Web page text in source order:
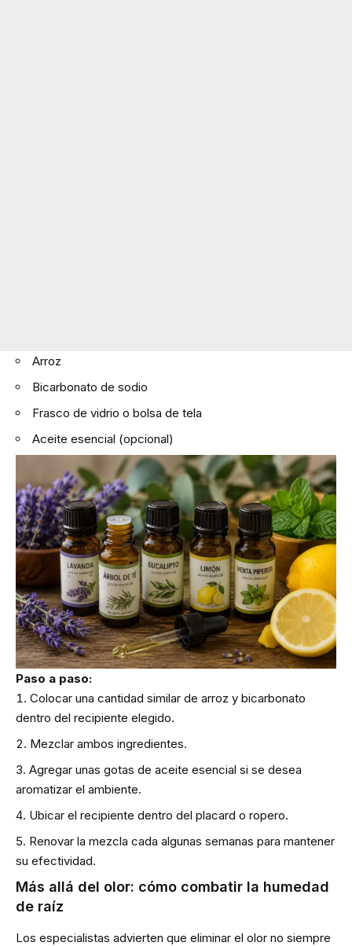
Arroz
Bicarbonato de sodio
Frasco de vidrio o bolsa de tela
Aceite esencial (opcional)
Paso a paso:
Colocar una cantidad similar de arroz y bicarbonato
dentro del recipiente elegido.
Mezclar ambos ingredientes.
Agregar unas gotas de aceite esencial si se desea
aromatizar el ambiente.
Ubicar el recipiente dentro del placard o ropero.
Renovar la mezcla cada algunas semanas para mantener
su efectividad.
Más allá del olor: cómo combatir la humedad
de raíz
Los especialistas advierten que eliminar el olor no siempre